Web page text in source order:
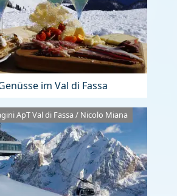
im Val di Fassa
ApT Val di Fassa / Nicolo Miana